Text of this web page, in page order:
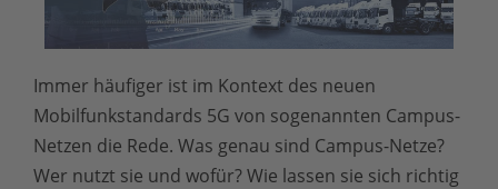
Immer häufiger ist im Kontext des neuen
Mobilfunkstandards 5G von sogenannten Campus-
Netzen die Rede. Was genau sind Campus-Netze?
Wer nutzt sie und wofür? Wie lassen sie sich richtig